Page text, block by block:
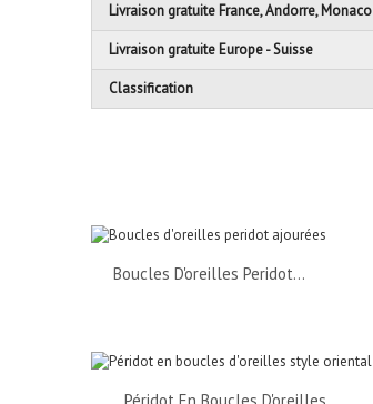
Livraison gratuite France, Andorre, Monaco
Livraison gratuite Europe - Suisse
Classification
Boucles D'oreilles Peridot...